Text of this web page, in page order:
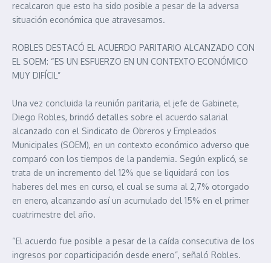
recalcaron que esto ha sido posible a pesar de la adversa
situación económica que atravesamos.
ROBLES DESTACÓ EL ACUERDO PARITARIO ALCANZADO CON
EL SOEM: “ES UN ESFUERZO EN UN CONTEXTO ECONÓMICO
MUY DIFÍCIL”
Una vez concluida la reunión paritaria, el jefe de Gabinete,
Diego Robles, brindó detalles sobre el acuerdo salarial
alcanzado con el Sindicato de Obreros y Empleados
Municipales (SOEM), en un contexto económico adverso que
comparó con los tiempos de la pandemia. Según explicó, se
trata de un incremento del 12% que se liquidará con los
haberes del mes en curso, el cual se suma al 2,7% otorgado
en enero, alcanzando así un acumulado del 15% en el primer
cuatrimestre del año.
“El acuerdo fue posible a pesar de la caída consecutiva de los
ingresos por coparticipación desde enero”, señaló Robles.